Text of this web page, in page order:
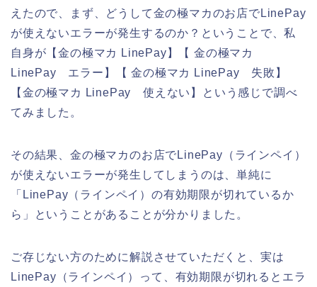
えたので、まず、どうして金の極マカのお店でLinePay
が使えないエラーが発生するのか？ということで、私
自身が【金の極マカ LinePay】【 金の極マカ
LinePay エラー】【 金の極マカ LinePay 失敗】
【金の極マカ LinePay 使えない】という感じで調べ
てみました。
その結果、金の極マカのお店でLinePay（ラインペイ）
が使えないエラーが発生してしまうのは、単純に
「LinePay（ラインペイ）の有効期限が切れているか
ら」ということがあることが分かりました。
ご存じない方のために解説させていただくと、実は
LinePay（ラインペイ）って、有効期限が切れるとエラ